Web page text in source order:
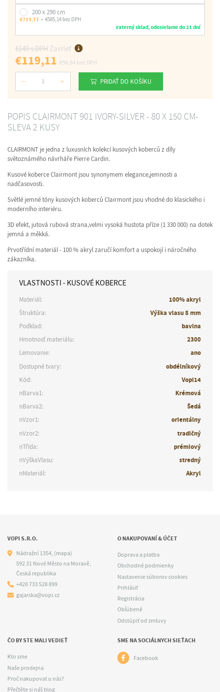
200 x 290 cm
€719,73
€585,14 bez DPH
externý sklad, odosielame do 21 dní
€149 s DPH Zavrieť
€119,11 €96,84 bez DPH
Počet PRIDAŤ DO KOŠÍKU
POPIS CLAIRMONT 901 IVORY-SILVER - 80 X 150 CM-
SLEVA 2 KUSY
CLAIRMONT je jedna z luxusních kolekcí kusových koberců z díly
světoznámého návrháře Pierre Cardin.
Kusové koberce Clairmont jsou synonymem elegance,jemnosti a
nadčasovosti.
Světlé jemné tóny kusových koberců Clairmont jsou vhodné do klasického i
moderního interiéru.
3D efekt, jutová rubová strana,velmi vysoká hustota příze (1 330 000) na dotek
jemná a měkká.
Prvotřídní materiál - 100 % akryl zaručí komfort a uspokojí i náročného
zákazníka.
VLASTNOSTI - KUSOVÉ KOBERCE
Materiál:
100% akryl
Štruktúra:
Výška vlasu 8 mm
Podklad:
bavlna
Hmotnosť materiálu:
2300
Lemovanie:
ano
Dostupné tvary:
obdélníkový
Kód:
Vopi14
nBarva1:
Krémová
nBarva2:
Šedá
nVzor1:
orientálny
nVzor2:
tradičný
nTřída:
prémiový
nVýškaVlasu:
stredný
nMateriál:
Akryl
VOPI S.R.O.
Nádražní 1354,(mapa)
592 31 Nové Město na Moravě,
Česká republika
+420 733 528 899
gajarska@vopi.cz
O NAKUPOVANÍ & ÚČET
Doprava a platba
Obchodné podmienky
Nastavenie súborov cookies
Prihlásiť
Registrácia
Obľúbené
Odstúpiť od zmluvy
ČO BY STE MALI VEDIEŤ
Kto sme
Naše prodejna
Proč nakupovat u nás?
Přečtěte si náš blog
SME NA SOCIÁLNYCH SIEŤACH
Facebook